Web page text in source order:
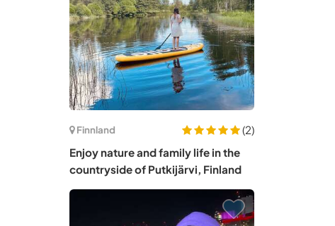
Finnland
(2)
Enjoy nature and family life in the
countryside of Putkijärvi, Finland